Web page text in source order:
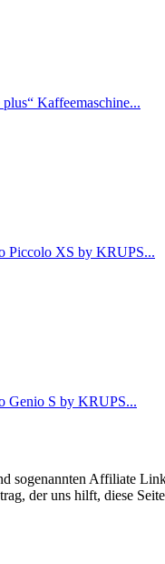
Kaffeemaschine...
Piccolo XS by KRUPS...
Genio S by KRUPS...
sogenannten Affiliate
der uns hilft, diese